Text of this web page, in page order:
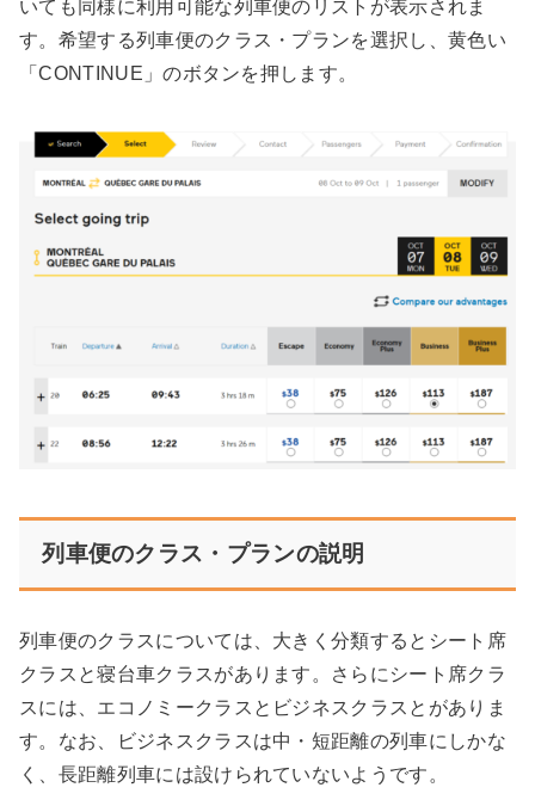
いても同様に利用可能な列車便のリストが表示されま
す。希望する列車便のクラス・プランを選択し、黄色い
「CONTINUE」のボタンを押します。
列車便のクラス・プランの説明
列車便のクラスについては、大きく分類するとシート席
クラスと寝台車クラスがあります。さらにシート席クラ
スには、エコノミークラスとビジネスクラスとがありま
す。なお、ビジネスクラスは中・短距離の列車にしかな
く、長距離列車には設けられていないようです。